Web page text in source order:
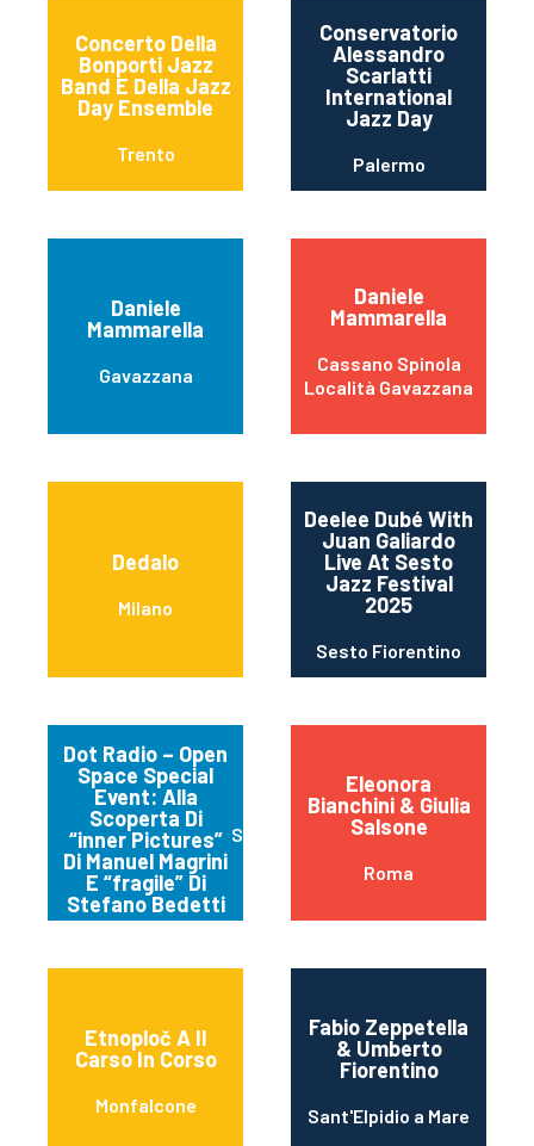
Concerto Della
Bonporti Jazz
Band E Della Jazz
Day Ensemble
Trento
Conservatorio
Alessandro
Scarlatti
International
Jazz Day
Palermo
Daniele
Mammarella
Gavazzana
Daniele
Mammarella
Cassano Spinola
Località Gavazzana
Dedalo
Milano
Deelee Dubé With
Juan Galiardo
Live At Sesto
Jazz Festival
2025
Sesto Fiorentino
Dot Radio – Open
Space Special
Event: Alla
Scoperta Di
“inner Pictures”
Di Manuel Magrini
E “fragile” Di
Stefano Bedetti
Spello
Eleonora
Bianchini & Giulia
Salsone
Roma
Etnoploč A Il
Carso In Corso
Monfalcone
Fabio Zeppetella
& Umberto
Fiorentino
Sant'Elpidio a Mare